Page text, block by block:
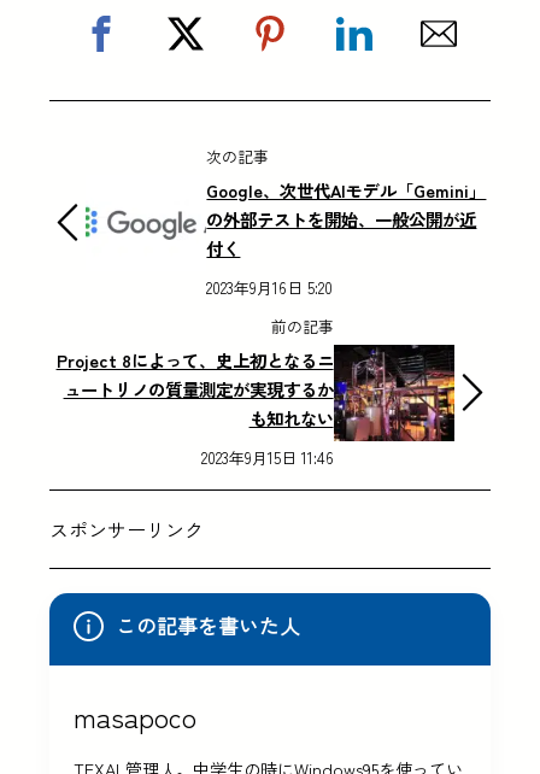
次の記事
Google、次世代AIモデル「Gemini」
の外部テストを開始、一般公開が近
付く
2023年9月16日 5:20
前の記事
Project 8によって、史上初となるニ
ュートリノの質量測定が実現するか
も知れない
2023年9月15日 11:46
スポンサーリンク
この記事を書いた人
masapoco